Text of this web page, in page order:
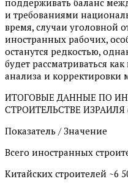
и требованиями
время, случаи уголовной
иностранных рабочих,
останутся редкостью,
будет рассматриваться
анализа и
ИТОГОВЫЕ ДАННЫЕ ПО
СТРОИТЕЛЬСТВЕ ИЗРАИЛЯ
Показатель / Значение
Всего иностранных
Китайских строителей ~6